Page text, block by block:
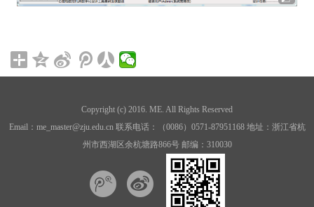
Copyright (c) 2016. ME. All Rights Reserved
Email：me_master@zju.edu.cn 联系电话：（0086）0571-87951168 地址：浙江省杭
州市西湖区余杭塘路866号 邮编：310030